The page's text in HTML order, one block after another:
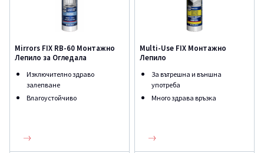
Mirrors FIX RB-60 Монтажно
Лепило за Огледала
Изключително здраво
залепване
Влагоустойчиво
Multi-Use FIX Монтажно
Лепило
За вътрешна и външна
употреба
Много здрава връзка